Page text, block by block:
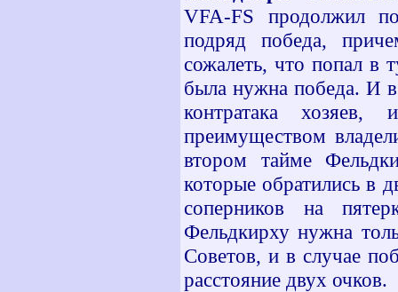
VFA-FS продолжил
подряд победа,
сожалеть, что попал в
была нужна победа. И
контратака
преимуществом
втором тайме
которые обратились в
соперников на
Фельдкирху нужна
Советов, и в случае
расстояние двух очков.